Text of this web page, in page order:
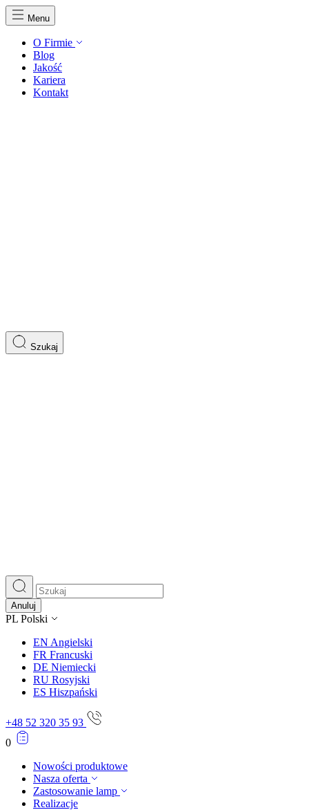
Menu
O Firmie
Blog
Jakość
Kariera
Kontakt
Szukaj
Anuluj
PL Polski
EN Angielski
FR Francuski
DE Niemiecki
RU Rosyjski
ES Hiszpański
+48 52 320 35 93
0
Nowości produktowe
Nasza oferta
Zastosowanie lamp
Realizacje